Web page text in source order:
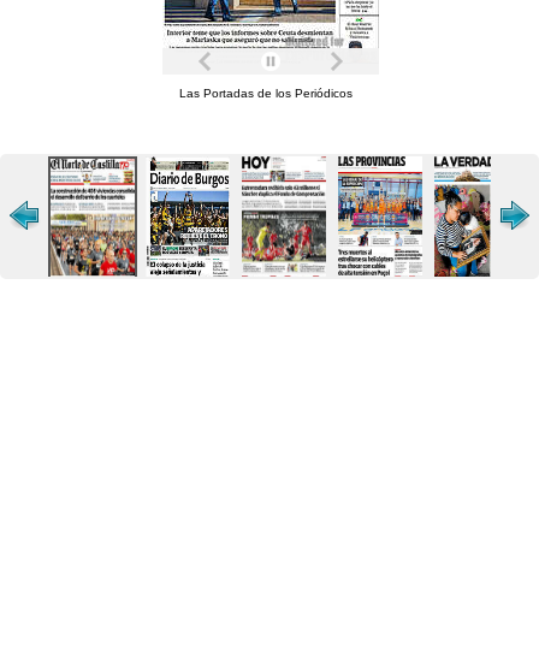
Las Portadas de los Periódicos